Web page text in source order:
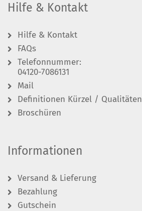
Hilfe & Kontakt
Hilfe & Kontakt
FAQs
Telefonnummer:
04120-7086131
Mail
Definitionen Kürzel / Qualitäten
Broschüren
Informationen
Versand & Lieferung
Bezahlung
Gutschein